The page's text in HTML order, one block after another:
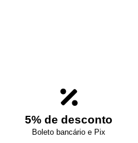
5% de desconto
Boleto bancário e Pix